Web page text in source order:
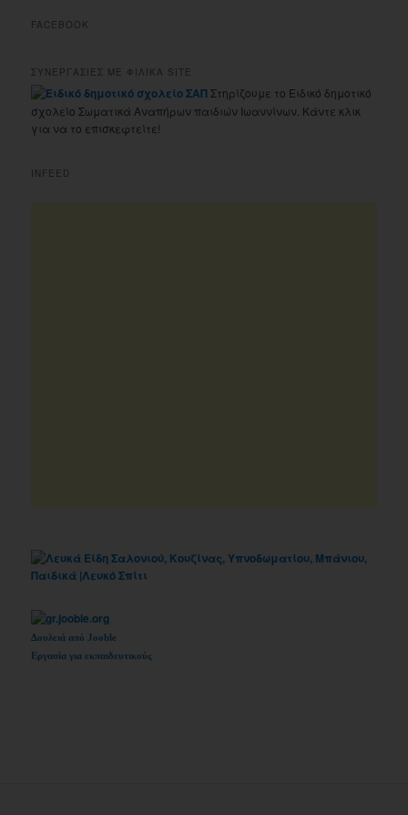
FACEBOOK
ΣΥΝΕΡΓΑΣΙΕΣ ΜΕ ΦΙΛΙΚΑ SITE
Στηρίζουμε το Ειδικό δημοτικό
σχολείο Σωματικά Αναπήρων παιδιών Ιωαννίνων. Κάντε κλικ
για να το επισκεφτείτε!
INFEED
Δουλειά από Jooble
Εργασία για εκπαιδευτικούς